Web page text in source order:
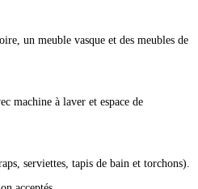
un meuble vasque et des meubles de
machine à laver et espace de
serviettes, tapis de bain et torchons).